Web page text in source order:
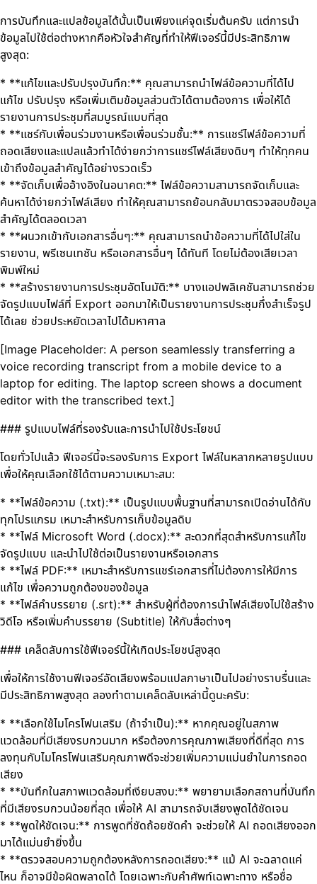
การบันทึกและแปลข้อมูลได้นั้นเป็นเพียงแค่จุดเริ่มต้นครับ แต่การนำ
ข้อมูลไปใช้ต่อต่างหากคือหัวใจสำคัญที่ทำให้ฟีเจอร์นี้มีประสิทธิภาพ
สูงสุด:
* **แก้ไขและปรับปรุงบันทึก:** คุณสามารถนำไฟล์ข้อความที่ได้ไป
แก้ไข ปรับปรุง หรือเพิ่มเติมข้อมูลส่วนตัวได้ตามต้องการ เพื่อให้ได้
รายงานการประชุมที่สมบูรณ์แบบที่สุด
* **แชร์กับเพื่อนร่วมงานหรือเพื่อนร่วมชั้น:** การแชร์ไฟล์ข้อความที่
ถอดเสียงและแปลแล้วทำได้ง่ายกว่าการแชร์ไฟล์เสียงดิบๆ ทำให้ทุกคน
เข้าถึงข้อมูลสำคัญได้อย่างรวดเร็ว
* **จัดเก็บเพื่ออ้างอิงในอนาคต:** ไฟล์ข้อความสามารถจัดเก็บและ
ค้นหาได้ง่ายกว่าไฟล์เสียง ทำให้คุณสามารถย้อนกลับมาตรวจสอบข้อมูล
สำคัญได้ตลอดเวลา
* **ผนวกเข้ากับเอกสารอื่นๆ:** คุณสามารถนำข้อความที่ได้ไปใส่ใน
รายงาน, พรีเซนเทชัน หรือเอกสารอื่นๆ ได้ทันที โดยไม่ต้องเสียเวลา
พิมพ์ใหม่
* **สร้างรายงานการประชุมอัตโนมัติ:** บางแอปพลิเคชันสามารถช่วย
จัดรูปแบบไฟล์ที่ Export ออกมาให้เป็นรายงานการประชุมกึ่งสำเร็จรูป
ได้เลย ช่วยประหยัดเวลาไปได้มหาศาล
[Image Placeholder: A person seamlessly transferring a
voice recording transcript from a mobile device to a
laptop for editing. The laptop screen shows a document
editor with the transcribed text.]
### รูปแบบไฟล์ที่รองรับและการนำไปใช้ประโยชน์
โดยทั่วไปแล้ว ฟีเจอร์นี้จะรองรับการ Export ไฟล์ในหลากหลายรูปแบบ
เพื่อให้คุณเลือกใช้ได้ตามความเหมาะสม:
* **ไฟล์ข้อความ (.txt):** เป็นรูปแบบพื้นฐานที่สามารถเปิดอ่านได้กับ
ทุกโปรแกรม เหมาะสำหรับการเก็บข้อมูลดิบ
* **ไฟล์ Microsoft Word (.docx):** สะดวกที่สุดสำหรับการแก้ไข
จัดรูปแบบ และนำไปใช้ต่อเป็นรายงานหรือเอกสาร
* **ไฟล์ PDF:** เหมาะสำหรับการแชร์เอกสารที่ไม่ต้องการให้มีการ
แก้ไข เพื่อความถูกต้องของข้อมูล
* **ไฟล์คำบรรยาย (.srt):** สำหรับผู้ที่ต้องการนำไฟล์เสียงไปใช้สร้าง
วิดีโอ หรือเพิ่มคำบรรยาย (Subtitle) ให้กับสื่อต่างๆ
### เคล็ดลับการใช้ฟีเจอร์นี้ให้เกิดประโยชน์สูงสุด
เพื่อให้การใช้งานฟีเจอร์อัดเสียงพร้อมแปลภาษาเป็นไปอย่างราบรื่นและ
มีประสิทธิภาพสูงสุด ลองทำตามเคล็ดลับเหล่านี้ดูนะครับ:
* **เลือกใช้ไมโครโฟนเสริม (ถ้าจำเป็น):** หากคุณอยู่ในสภาพ
แวดล้อมที่มีเสียงรบกวนมาก หรือต้องการคุณภาพเสียงที่ดีที่สุด การ
ลงทุนกับไมโครโฟนเสริมคุณภาพดีจะช่วยเพิ่มความแม่นยำในการถอด
เสียง
* **บันทึกในสภาพแวดล้อมที่เงียบสงบ:** พยายามเลือกสถานที่บันทึก
ที่มีเสียงรบกวนน้อยที่สุด เพื่อให้ AI สามารถจับเสียงพูดได้ชัดเจน
* **พูดให้ชัดเจน:** การพูดที่ชัดถ้อยชัดคำ จะช่วยให้ AI ถอดเสียงออก
มาได้แม่นยำยิ่งขึ้น
* **ตรวจสอบความถูกต้องหลังการถอดเสียง:** แม้ AI จะฉลาดแค่
ไหน ก็อาจมีข้อผิดพลาดได้ โดยเฉพาะกับคำศัพท์เฉพาะทาง หรือชื่อ